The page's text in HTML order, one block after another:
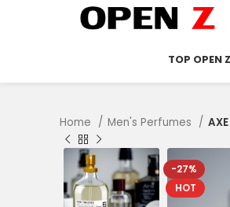
TOP OPEN
Home Men's Perfumes
-27%
HOT